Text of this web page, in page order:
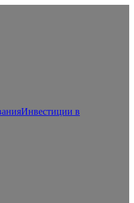
Инвестиции в